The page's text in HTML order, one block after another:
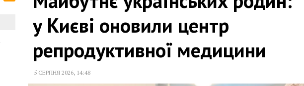
у Києві оновили центр
репродуктивної медицини
5 СЕРПНЯ 2026, 14:48